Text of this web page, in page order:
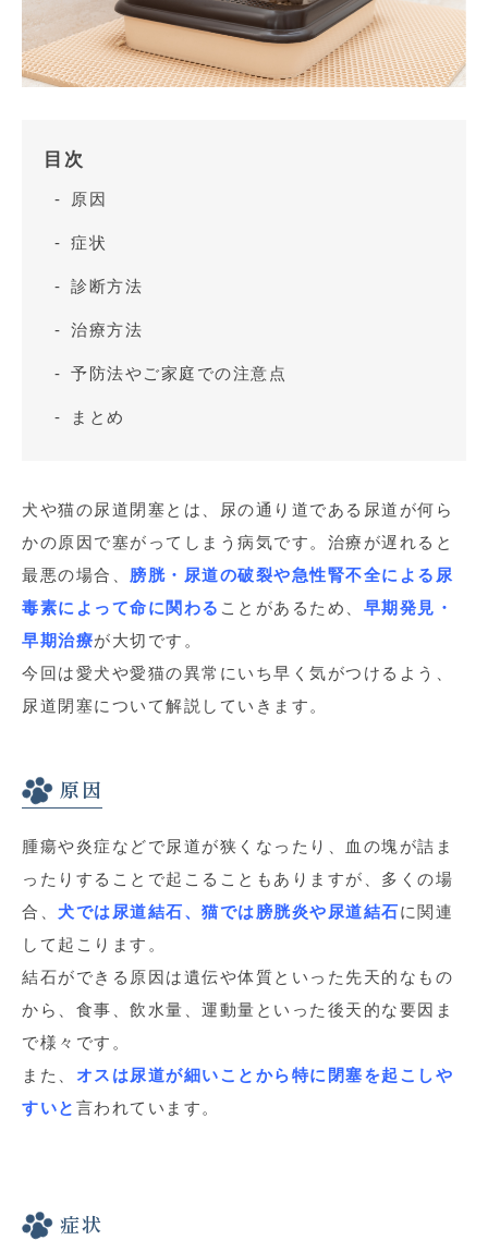
目次
原因
症状
診断方法
治療方法
予防法やご家庭での注意点
まとめ
犬や猫の尿道閉塞とは、尿の通り道である尿道が何ら
かの原因で塞がってしまう病気です。治療が遅れると
最悪の場合、 膀胱・尿道の破裂や急性腎不全による尿
毒素によって命に関わる ことがあるため、 早期発見・
早期治療が大切です。
今回は愛犬や愛猫の異常にいち早く気がつけるよう、
尿道閉塞について解説していきます。
原因
腫瘍や炎症などで尿道が狭くなったり、血の塊が詰ま
ったりすることで起こることもありますが、多くの場
合、 犬では尿道結石、猫では膀胱炎や尿道結石に関連
して起こります。
結石ができる原因は遺伝や体質といった先天的なもの
から、食事、飲水量、運動量といった後天的な要因ま
で様々です。
また、 オスは尿道が細いことから特に閉塞を起こしや
すいと 言われています。
症状